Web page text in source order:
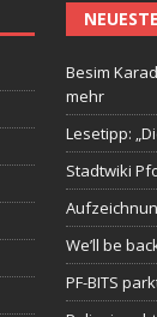
Besim
mehr
Lesetipp:
Stadtwiki
We’ll be
PF-BITS